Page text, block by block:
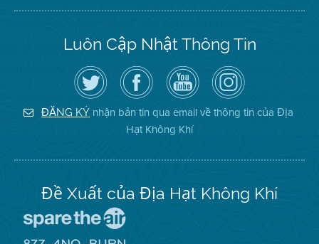
Luôn Cập Nhật Thông Tin
Hãy
theo
dõi
Địa
Hạt
Không
Truy
cập
Trang
Facebook
của
Địa
Hạt
Kênh
YouTube
của
Địa
Hạt
Không
Khí
Air
District
on
Instagram
ĐĂNG KÝ nhận bản tin qua email về thông tin của Địa
Hạt Không Khí
Đề Xuất của Địa Hạt Không Khí